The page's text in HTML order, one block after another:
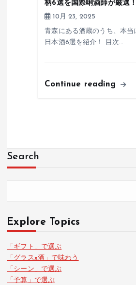
柄6選を国際唎酒師が厳選！
10月 23, 2025
青森にある酒蔵のうち、本当
日本酒6選を紹介！ 目次…
Continue reading
Search
Explore Topics
「ギフト」で選ぶ
「グラスx酒」で味わう
「シーン」で選ぶ
「予算」で選ぶ